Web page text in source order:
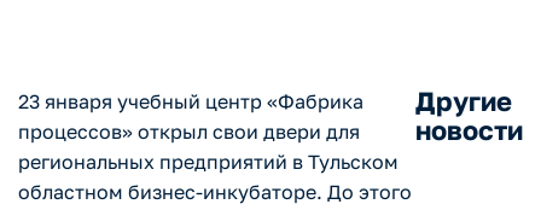
23 января учебный центр «Фабрика
процессов» открыл свои двери для
региональных предприятий в Тульском
областном бизнес-инкубаторе. До этого
Другие
новости